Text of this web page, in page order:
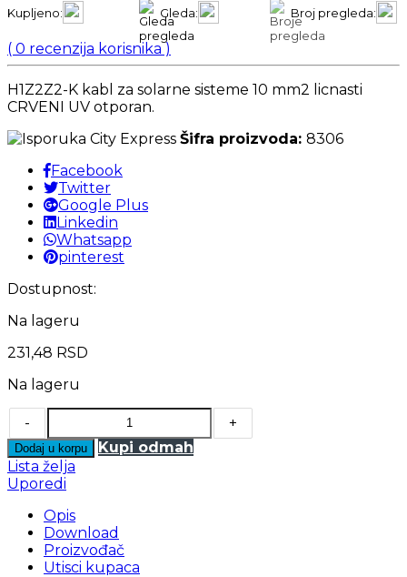
Kupljeno: Gleda: Broj pregleda:
( 0 recenzija korisnika )
H1Z2Z2-K kabl za solarne sisteme 10 mm2 licnasti
CRVENI UV otporan.
Šifra proizvoda: 8306
Facebook
Twitter
Google Plus
Linkedin
Whatsapp
pinterest
Dostupnost:
Na lageru
231,48 RSD
Na lageru
- +
Dodaj u korpu
Kupi odmah
Lista želja
Uporedi
Opis
Download
Proizvođač
Utisci kupaca